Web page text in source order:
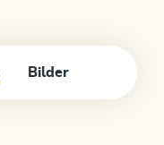
Bilder